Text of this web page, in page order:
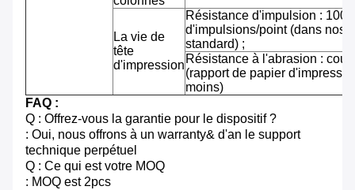
La vie de
tête
d'impression
Résistance d'impulsion : 100
d'impulsions/point (dans nos
standard) ;
Résistance à l'abrasion :
(rapport de papier
moins)
FAQ :
Q : Offrez-vous la garantie pour le dispositif ?
: Oui, nous offrons à un warranty& d'an le support
technique perpétuel
Q : Ce qui est votre MOQ
: MOQ est 2pcs